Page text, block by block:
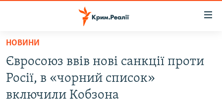
Перейти
основного
матеріалу
до
ВОДА.КРИМ
НОВИНИ
Євросоюз ввів нові санкції проти
Росії, в «чорний список»
включили Кобзона